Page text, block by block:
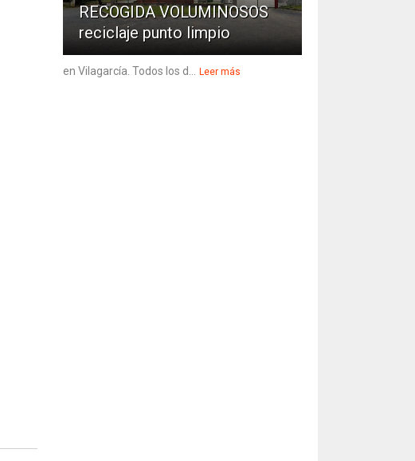
RECOGIDA VOLUMINOSOS
reciclaje punto limpio
en Vilagarcía. Todos los d... Leer más